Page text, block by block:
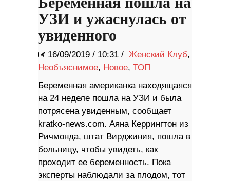
УЗИ и ужаснулась от
увиденного
16/09/2019 / 10:31 / Женский Клуб,
Необъяснимое, Новое, ТОП
Беременная американка находящаяся
на 24 неделе пошла на УЗИ и была
потрясена увиденным, сообщает
kratko-news.com. Аяна Керрингтон из
Ричмонда, штат Вирджиния, пошла в
больницу, чтобы увидеть, как
проходит ее беременность. Пока
эксперты наблюдали за плодом, тот